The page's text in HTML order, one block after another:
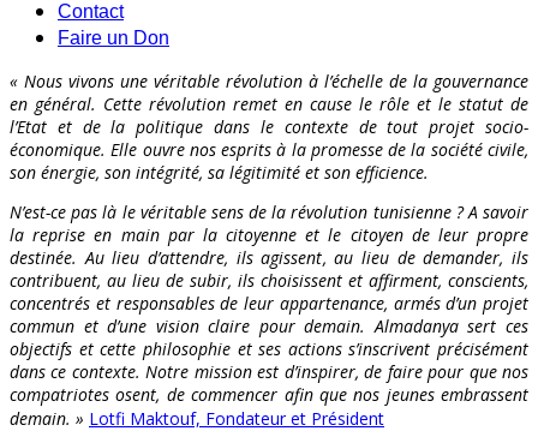
Contact
Faire un Don
« Nous vivons une véritable révolution à l’échelle de la gouvernance
en général. Cette révolution remet en cause le rôle et le statut de
l’Etat et de la politique dans le contexte de tout projet socio-
économique. Elle ouvre nos esprits à la promesse de la société civile,
son énergie, son intégrité, sa légitimité et son efficience.
N’est-ce pas là le véritable sens de la révolution tunisienne ? A savoir
la reprise en main par la citoyenne et le citoyen de leur propre
destinée. Au lieu d’attendre, ils agissent, au lieu de demander, ils
contribuent, au lieu de subir, ils choisissent et affirment, conscients,
concentrés et responsables de leur appartenance, armés d’un projet
commun et d’une vision claire pour demain. Almadanya sert ces
objectifs et cette philosophie et ses actions s’inscrivent précisément
dans ce contexte. Notre mission est d’inspirer, de faire pour que nos
compatriotes osent, de commencer afin que nos jeunes embrassent
demain. » Lotfi Maktouf, Fondateur et Président